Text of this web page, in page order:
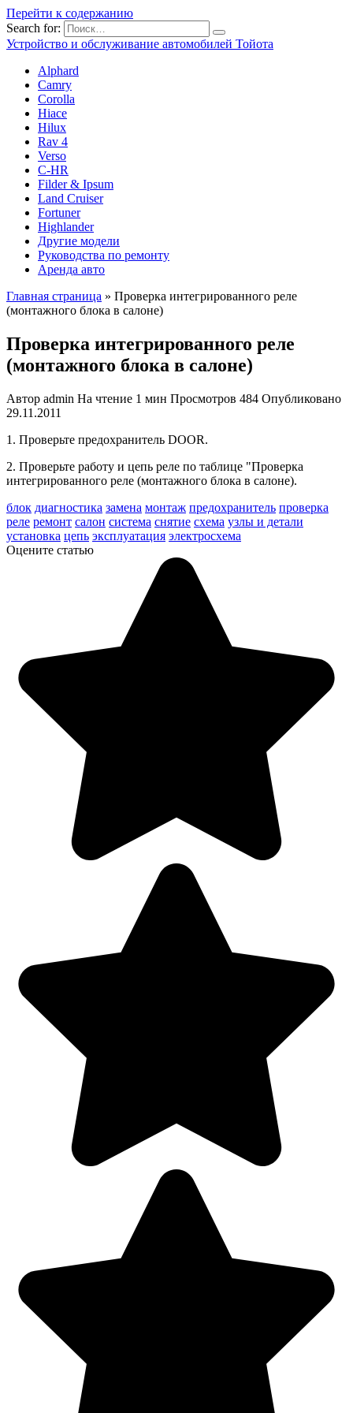
Перейти к содержанию
Search for:
Устройство и обслуживание автомобилей Тойота
Alphard
Camry
Corolla
Hiace
Hilux
Rav 4
Verso
C-HR
Filder & Ipsum
Land Cruiser
Fortuner
Highlander
Другие модели
Руководства по ремонту
Аренда авто
Главная страница » Проверка интегрированного реле
(монтажного блока в салоне)
Проверка интегрированного реле
(монтажного блока в салоне)
Автор admin На чтение 1 мин Просмотров 484 Опубликовано
29.11.2011
1. Проверьте предохранитель DOOR.
2. Проверьте работу и цепь реле по таблице "Проверка
интегрированного реле (монтажного блока в салоне).
блок диагностика замена монтаж предохранитель проверка
реле ремонт салон система снятие схема узлы и детали
установка цепь эксплуатация электросхема
Оцените статью